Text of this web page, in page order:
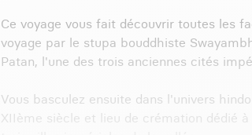
Ce voyage vous fait découvrir toutes les
voyage par le stupa bouddhiste
Patan, l'une des trois anciennes cités
Vous basculez ensuite dans l'univers
XIIème siècle et lieu de crémation dédié